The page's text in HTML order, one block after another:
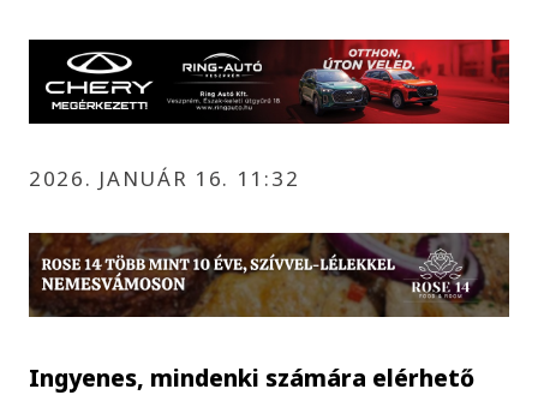
2026. JANUÁR 16. 11:32
Ingyenes, mindenki számára elérhető